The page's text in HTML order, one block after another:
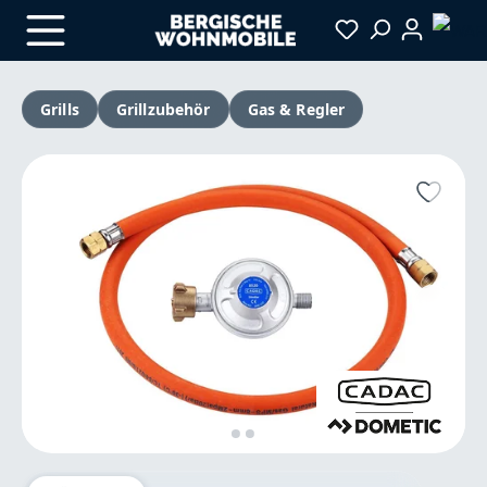
Zum Hauptinhalt springen
Grills
Grillzubehör Gas & Regler
Bildergalerie überspringen